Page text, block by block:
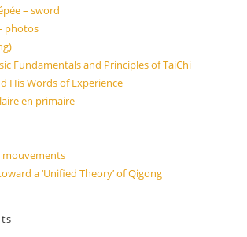
– sword
photos
Fundamentals and Principles of TaiChi
His Words of Experience
en primaire
mouvements
a ‘Unified Theory’ of Qigong